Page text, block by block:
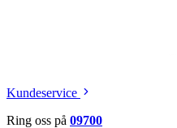
Kundeservice
Ring oss på 09700